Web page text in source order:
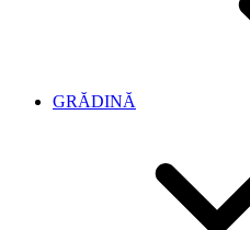
GRĂDINĂ